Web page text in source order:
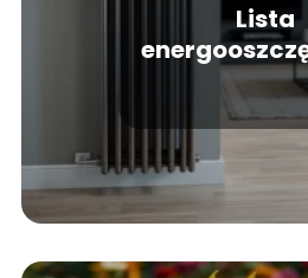
Lista